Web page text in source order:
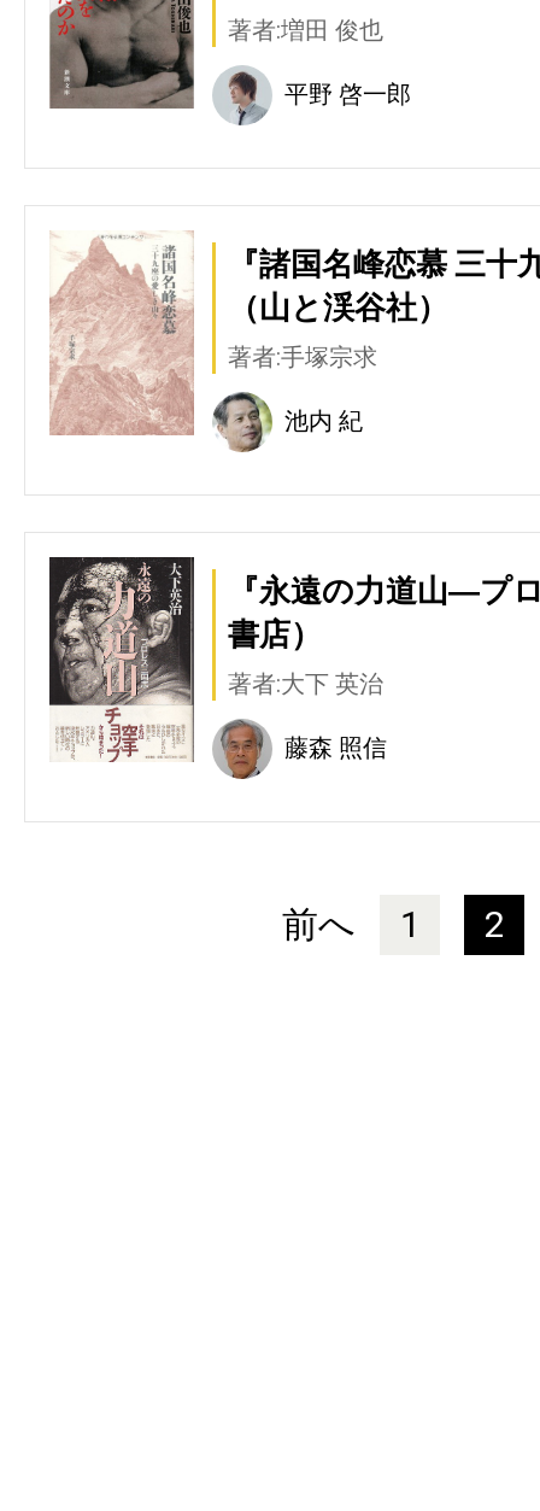
著者:増田 俊也
平野 啓一郎
『諸国名峰恋慕 三
（山と渓谷社）
著者:手塚宗求
池内 紀
『永遠の力道山―プ
書店）
著者:大下 英治
藤森 照信
前へ 1 2